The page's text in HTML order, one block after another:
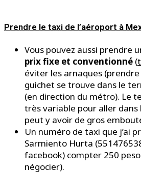
Prendre le taxi de l’aéroport à
Vous pouvez aussi prendre
prix fixe et conventionné (
éviter les arnaques
guichet se trouve dans le
(en direction du métro). Le
très variable pour aller
peut y avoir de gros
Un numéro de taxi que j’ai
Sarmiento Hurta
facebook) compter 250
négocier).